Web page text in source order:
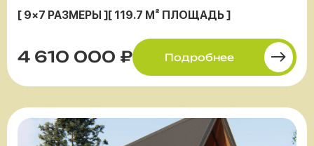
[ 9×7 РАЗМЕРЫ ][ 119.7 М² ПЛОЩАДЬ ]
4 610 000 ₽ Подробнее